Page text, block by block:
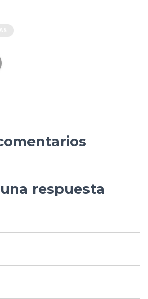
respuesta